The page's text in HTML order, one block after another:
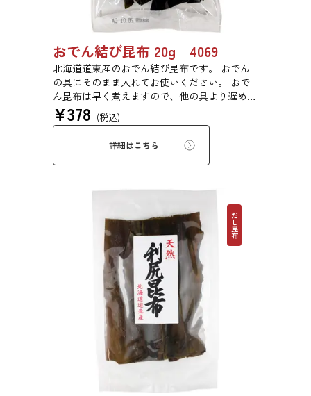
おでん結び昆布 20g 4069
北海道道東産のおでん結び昆布です。 おでん
の具にそのまま入れてお使いください。 おで
ん昆布は早く煮えますので、他の具より遅めに
入れるとうまく煮えます。
¥378 (税込)
詳細はこちら
だし昆布